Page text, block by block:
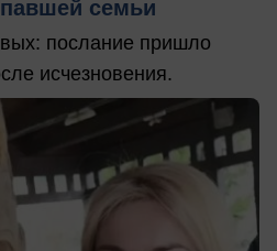
семьи
послание пришло
исчезновения.